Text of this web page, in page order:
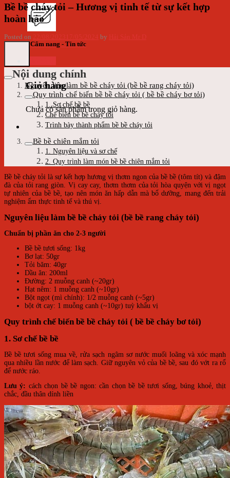
Cẩm nang - Tin tức
Giỏ hàng
Chưa có sản phẩm trong giỏ hàng.
Bề bề cháy tỏi – Hương vị tinh tế từ sự kết hợp
hoàn hảo
Posted on by
Nội dung chính
Nguyên liệu làm bề bề cháy tỏi (bề bề rang cháy tỏi)
Quy trình chế biến bề bề cháy tỏi ( bề bề cháy bơ tỏi)
1. Sơ chế bề bề
Chế biến bề bề cháy tỏi
Trình bày thành phẩm bề bề cháy tỏi
Bề bề chiên mắm tỏi
1. Nguyên liệu và sơ chế
2. Quy trình làm món bề bề chiên mắm tỏi
Bề bề cháy tỏi là sự kết hợp hương vị thơm ngon của bề bề (tôm tít) và đậm
đà của tỏi rang giòn. Vị cay cay, thơm thơm của tỏi hòa quyện với vị ngọt
tự nhiên của bề bề, tạo nên món ăn hấp dẫn mà bổ dưỡng, mang đến trải
nghiệm ẩm thực tinh tế và thú vị.
Nguyên liệu làm bề bề cháy tỏi (bề bề rang cháy tỏi)
Chuẩn bị phần ăn cho 2-3 người
Bề bề tươi sống: 1kg
Bơ lạt: 50gr
Tỏi băm: 40gr
Dầu ăn: 200ml
Đường: 2 muỗng canh (~20gr)
Hạt nêm: 1 muỗng canh (~10gr)
Bột ngọt (mì chính): 1/2 muỗng canh (~5gr)
bột ớt cay: 1 muỗng canh (~10gr) tuỳ khẩu vị
Quy trình chế biến bề bề cháy tỏi ( bề bề cháy bơ tỏi)
1. Sơ chế bề bề
Bề bề tươi sống mua về, rửa sạch ngâm sơ nước muối loãng và xóc mạnh
qua nhiều lần nước để làm sạch. Giữ nguyên vỏ của bề bề, sau đó vớt ra rổ
để nước ráo.
Lưu ý: cách chọn bề bề ngon: cần chọn bề bề tươi sống, búng khoẻ, thịt
chắc, đầu thân dính liền